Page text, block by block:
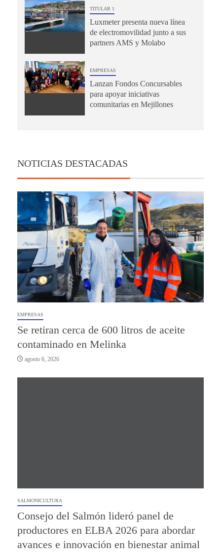
TITULAR 1
Luxmeter presenta nueva línea
de electromovilidad junto a sus
partners AMS y Molabo
EMPRESAS
Lanzan Fondos Concursables
para apoyar iniciativas
comunitarias en Mejillones
NOTICIAS DESTACADAS
EMPRESAS
Se retiran cerca de 600 litros de aceite
contaminado en Melinka
agosto 6, 2026
SALMONICULTURA
Consejo del Salmón lideró panel de
productores en ELBA 2026 para abordar
avances e innovación en bienestar animal